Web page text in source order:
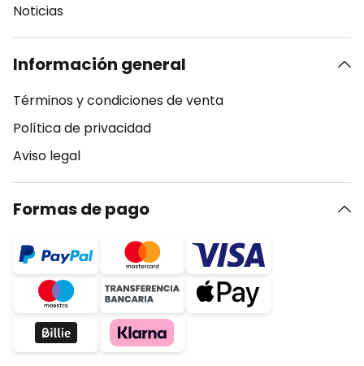
Noticias
Información general
Términos y condiciones de venta
Política de privacidad
Aviso legal
Formas de pago